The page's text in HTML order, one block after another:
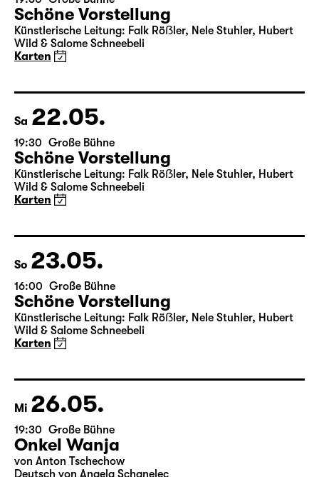
Fr 21.05.
19:30 Große Bühne
Schöne Vorstellung
Wild & Salome Schneebeli
Karten
Sa 22.05.
19:30 Große Bühne
Schöne Vorstellung
Wild & Salome Schneebeli
Karten
So 23.05.
16:00 Große Bühne
Schöne Vorstellung
Wild & Salome Schneebeli
Karten
Mi 26.05.